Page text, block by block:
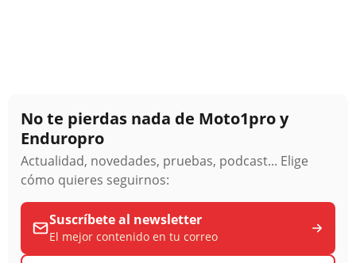
No te pierdas nada de Moto1pro y
Enduropro
Actualidad, novedades, pruebas, podcast... Elige
cómo quieres seguirnos:
Suscríbete al newsletter
El mejor contenido en tu correo